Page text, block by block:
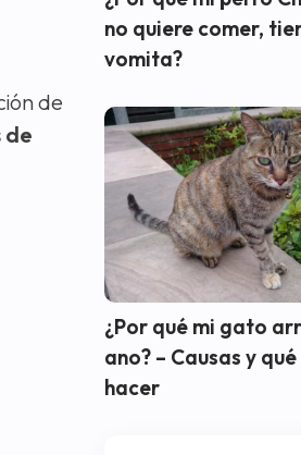
de
de
no quiere comer,
vomita?
¿Por qué mi gato
ano? – Causas y
hacer